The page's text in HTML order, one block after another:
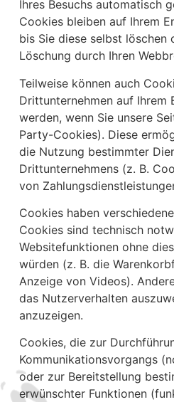
Ihres Besuchs automatisch
Cookies bleiben auf Ihrem
bis Sie diese selbst löschen
Löschung durch Ihren
Teilweise können auch
Drittunternehmen auf Ihrem
werden, wenn Sie unsere
Party-Cookies). Diese
die Nutzung bestimmter
Drittunternehmens (z. B.
von
Cookies haben
Cookies sind technisch
Websitefunktionen ohne
würden (z. B. die
Anzeige von Videos).
das Nutzerverhalten
anzuzeigen.
Cookies, die zur
Kommunikationsvorgangs
oder zur Bereitstellung
erwünschter Funktionen